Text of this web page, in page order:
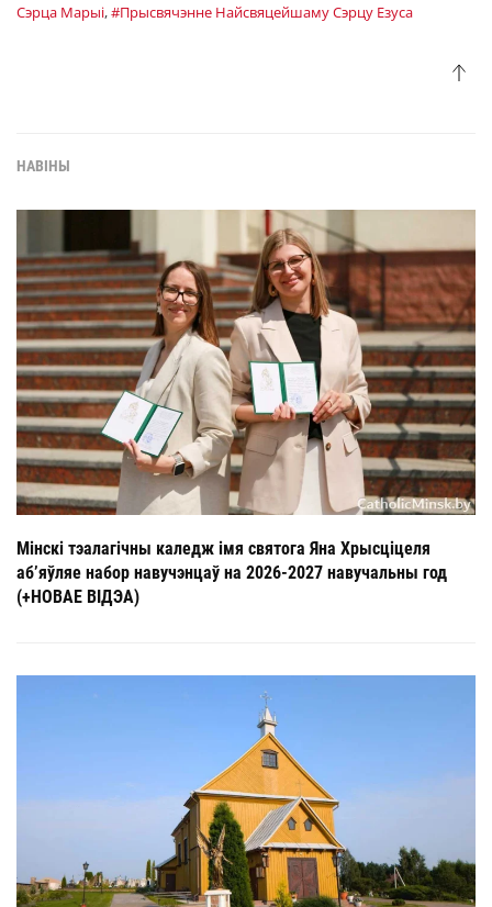
Сэрца Марыі,#Прысвячэнне Найсвяцейшаму Сэрцу Езуса
НАВІНЫ
Мінскі тэалагічны каледж імя святога Яна Хрысціцеля
аб’яўляе набор навучэнцаў на 2026-2027 навучальны год
(+НОВАЕ ВІДЭА)